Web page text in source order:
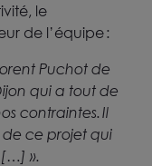
le
de l’équipe :
Puchot de
qui a tout de
contraintes. Il
ce projet qui
[…] ».